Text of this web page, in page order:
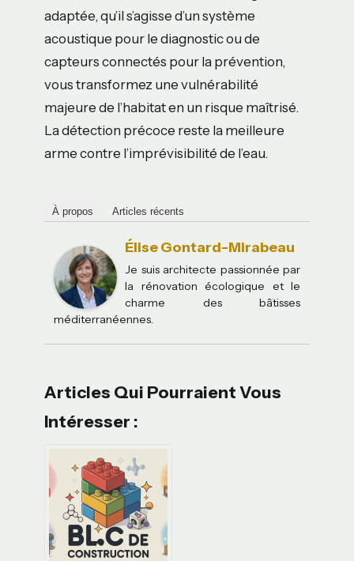
adaptée, qu’il s’agisse d’un système
acoustique pour le diagnostic ou de
capteurs connectés pour la prévention,
vous transformez une vulnérabilité
majeure de l’habitat en un risque maîtrisé.
La détection précoce reste la meilleure
arme contre l’imprévisibilité de l’eau.
À propos Articles récents
Élise Gontard-Mirabeau
Je suis architecte passionnée par
la rénovation écologique et le
charme des bâtisses
méditerranéennes.
Articles Qui Pourraient Vous
Intéresser :